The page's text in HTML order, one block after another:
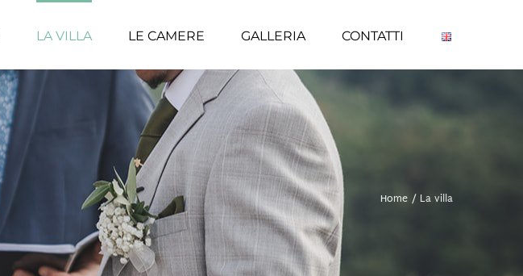
LA VILLA LE CAMERE GALLERIA CONTATTI
Home / La villa